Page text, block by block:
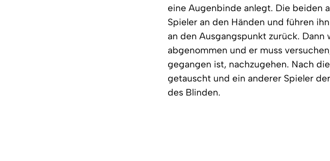
eine Augenbinde anlegt. Die beiden
Spieler an den Händen und führen
an den Ausgangspunkt zurück.
abgenommen und er muss
gegangen ist, nachzugehen. Nach
getauscht und ein anderer Spieler
des Blinden.